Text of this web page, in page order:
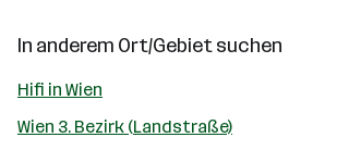
In anderem Ort/Gebiet suchen
Hifi in Wien
Wien 3. Bezirk (Landstraße)